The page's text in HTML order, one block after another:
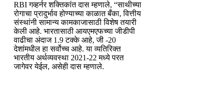
RBI गव्हर्नर शक्तिकांत दास म्हणाले, “साथीच्या
रोगाचा प्रादुर्भाव होण्याच्या काळात बँका, वित्तीय
संस्थांनी सामान्य कामकाजासाठी विशेष तयारी
केली आहे. भारतासाठी आयएमएफच्या जीडीपी
वाढीचा अंदाज 1.9 टक्के आहे, जी -20
देशांमधील हा सर्वोच्च आहे. या व्यतिरिक्त
भारतीय अर्थव्यवस्था 2021-22 मध्ये परत
जागेवर येईल, असेही दास म्हणाले.